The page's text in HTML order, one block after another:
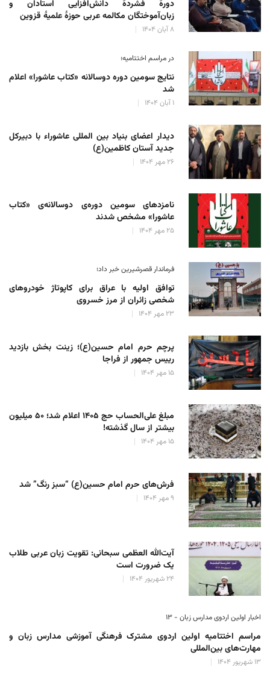
دورهٔ فشردهٔ دانش‌افزایی استادان و
زبان‌آموختگان مکالمه عربی حوزهٔ علمیهٔ قزوین
۸ آبان ۱۴۰۴
در مراسم اختتامیه؛
نتایج سومین دوره‌ دوسالانه‌ «کتاب عاشورا» اعلام
شد
۱ آبان ۱۴۰۴
دیدار اعضای بنیاد بین المللی عاشوراء با دبیرکل
جدید آستان کاظمین(ع)
۲۶ مهر ۱۴۰۴
نامزدهای سومین دوره‌ی دوسالانه‌ی «کتاب
عاشورا» مشخص شدند
۲۵ مهر ۱۴۰۴
فرماندار قصرشیرین خبر داد؛
توافق اولیه با عراق برای کاپوتاژ خودروهای
شخصی زائران از مرز خسروی
۲۳ مهر ۱۴۰۴
پرچم حرم امام حسین(ع)؛ زینت بخش بازدید
رییس جمهور از فراجا
۱۵ مهر ۱۴۰۴
مبلغ علی‌الحساب حج ۱۴۰۵ اعلام شد؛ ۵۰ میلیون
بیشتر از سال گذشته!
۱۵ مهر ۱۴۰۴
فرش‌های حرم امام حسین(ع) “سبز رنگ” شد
۹ مهر ۱۴۰۴
آیت‌الله العظمی سبحانی: تقویت زبان عربی طلاب
یک ضرورت است
۲۴ شهریور ۱۴۰۴
اخبار اولین اردوی مدارس زبان - ۱۳
مراسم اختتامیه اولین اردوی مشترک فرهنگی آموزشی مدارس زبان و
مهارت‌های بین‌المللی
۱۳ شهریور ۱۴۰۴